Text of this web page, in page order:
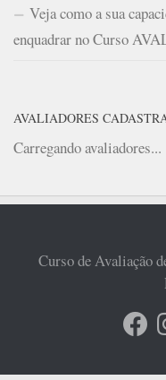
Veja como a sua
enquadrar no Curso
AVALIADORES
Carregando avaliadores...
Curso de Avaliação